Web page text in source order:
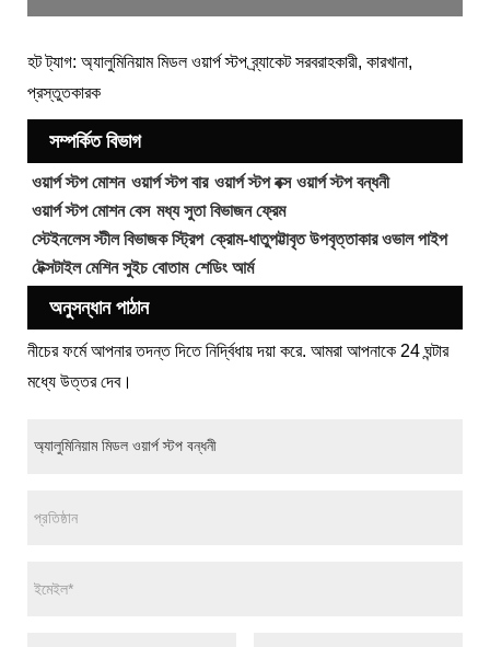
হট ট্যাগ: অ্যালুমিনিয়াম মিডল ওয়ার্প স্টপ ব্র্যাকেট সরবরাহকারী, কারখানা,
প্রস্তুতকারক
সম্পর্কিত বিভাগ
ওয়ার্প স্টপ মোশন ওয়ার্প স্টপ বার ওয়ার্প স্টপ বক্স ওয়ার্প স্টপ বন্ধনী
ওয়ার্প স্টপ মোশন বেস মধ্য সুতা বিভাজন ফ্রেম
স্টেইনলেস স্টীল বিভাজক স্ট্রিপ ক্রোম-ধাতুপট্টাবৃত উপবৃত্তাকার ওভাল পাইপ
টেক্সটাইল মেশিন সুইচ বোতাম শেডিং আর্ম
অনুসন্ধান পাঠান
নীচের ফর্মে আপনার তদন্ত দিতে নির্দ্বিধায় দয়া করে. আমরা আপনাকে 24 ঘন্টার
মধ্যে উত্তর দেব।